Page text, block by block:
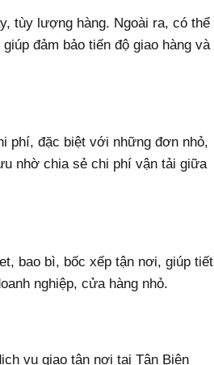
tùy lượng hàng. Ngoài ra, có thể
đảm bảo tiến độ giao hàng và
phí, đặc biệt với những đơn nhỏ,
nhờ chia sẻ chi phí vận tải giữa
bao bì, bốc xếp tận nơi, giúp tiết
nghiệp, cửa hàng nhỏ.
vụ giao tận nơi tại Tân Biên